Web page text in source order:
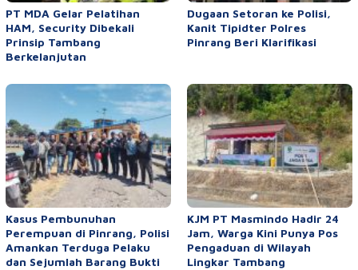
PT MDA Gelar Pelatihan
HAM, Security Dibekali
Prinsip Tambang
Berkelanjutan
Dugaan Setoran ke Polisi,
Kanit Tipidter Polres
Pinrang Beri Klarifikasi
Kasus Pembunuhan
Perempuan di Pinrang, Polisi
Amankan Terduga Pelaku
dan Sejumlah Barang Bukti
KJM PT Masmindo Hadir 24
Jam, Warga Kini Punya Pos
Pengaduan di Wilayah
Lingkar Tambang